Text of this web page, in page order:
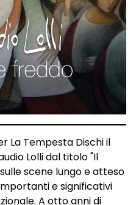
La Tempesta Dischi il
Lolli dal titolo "Il
scene lungo e atteso
e significativi
A otto anni di